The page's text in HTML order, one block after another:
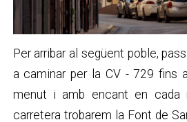
Per arribar al següent poble,
a caminar per la CV - 729 fins a
menut i amb encant en cada
carretera trobarem la Font de